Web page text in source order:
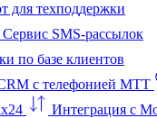
для техподдержки
Сервис SMS-рассылок
по базе клиентов
с телефонией МТТ
Интеграция с